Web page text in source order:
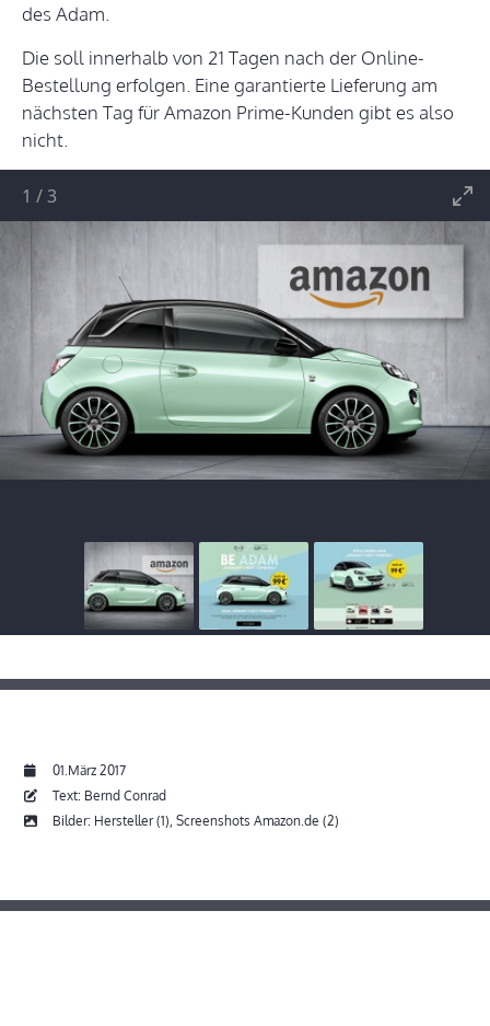
des Adam.
Die soll innerhalb von 21 Tagen nach der Online-
Bestellung erfolgen. Eine garantierte Lieferung am
nächsten Tag für Amazon Prime-Kunden gibt es also
nicht.
1 /3
01.März 2017
Text: Bernd Conrad
Bilder: Hersteller (1), Screenshots Amazon.de (2)